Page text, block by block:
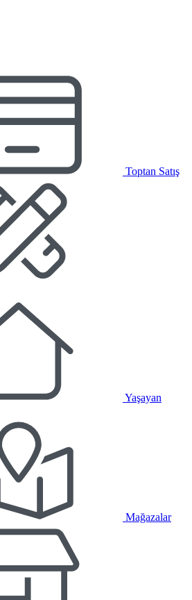
Toptan Satış
Yaşayan
Mağazalar